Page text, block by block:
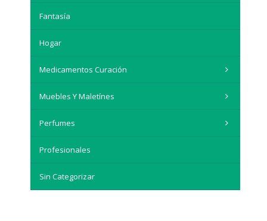
Fantasía
Hogar
Medicamentos Curación
Muebles Y Maletínes
Perfumes
Profesionales
Sin Categorizar